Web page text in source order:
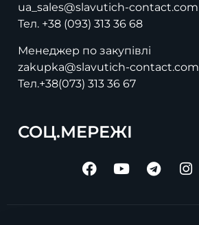
ua_sales@slavutich-contact.com
Тел. +38 (093) 313 36 68
Менеджер по закупівлі
zakupka@slavutich-contact.com
Тел.+38(073) 313 36 67
СОЦ.МЕРЕЖІ